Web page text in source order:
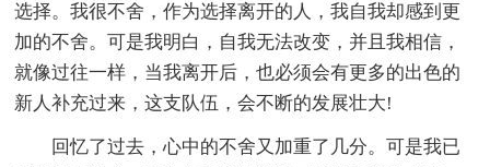
选择。我很不舍，作为选择离开的人，我自我却感到更
加的不舍。可是我明白，自我无法改变，并且我相信，
就像过往一样，当我离开后，也必须会有更多的出色的
新人补充过来，这支队伍，会不断的发展壮大!
回忆了过去，心中的不舍又加重了几分。可是我已